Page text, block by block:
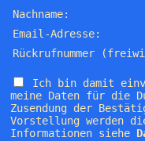
Nachname:
Email-Adresse:
Rückrufnummer
Ich bin damit
meine Daten für die
Zusendung der
Vorstellung werden
Informationen siehe